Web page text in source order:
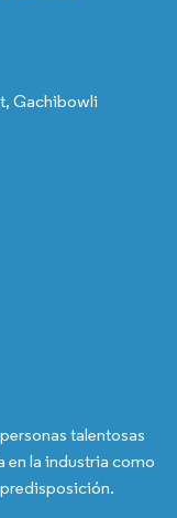
Gachibowli
talentosas
en la industria como